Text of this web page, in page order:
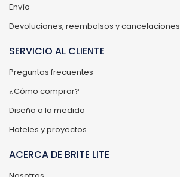
Envío
Devoluciones, reembolsos y cancelaciones
SERVICIO AL CLIENTE
Preguntas frecuentes
¿Cómo comprar?
Diseño a la medida
Hoteles y proyectos
ACERCA DE BRITE LITE